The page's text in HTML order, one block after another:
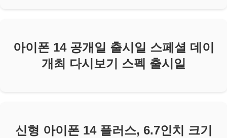
아이폰 14 공개일 출시일 스페셜 데이
개최 다시보기 스펙 출시일
신형 아이폰 14 플러스, 6.7인치 크기